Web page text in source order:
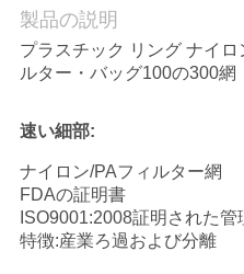
な
さ
引
用
製品の説明
プラスチック リング ナイ
ルター・バッグ100の300網
速い細部:
ナイロン/PAフィルター網
FDAの証明書
ISO9001:2008証明された管
特徴:産業ろ過および分離